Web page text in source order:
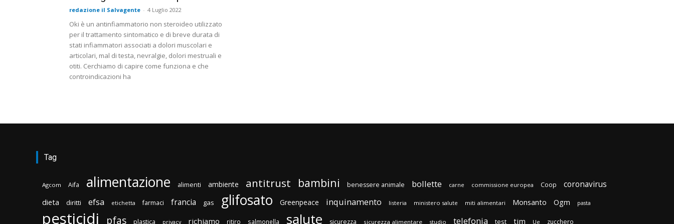
redazione il Salvagente - 4 Luglio 2022
Oki è un antinfiammatorio non steroideo utilizzato
per il trattamento sintomatico e di breve durata di
stati infiammatori associati a dolori muscolari e
articolari, mal di testa, nevralgie, dolori mestruali e
otiti. Cerchiamo di capire come funziona e che
controindicazioni ha
Tag
Agcom Aifa alimentazione alimenti ambiente antitrust bambini benessere animale bollette carne commissione europea Coop coronavirus
dieta diritti efsa etichetta farmaci francia gas glifosato Greenpeace inquinamento listeria ministero salute miti alimentari Monsanto Ogm pasta
pesticidi pfas plastica privacy richiamo ritiro salmonella salute sicurezza sicurezza alimentare studio telefonia test tim Ue zucchero